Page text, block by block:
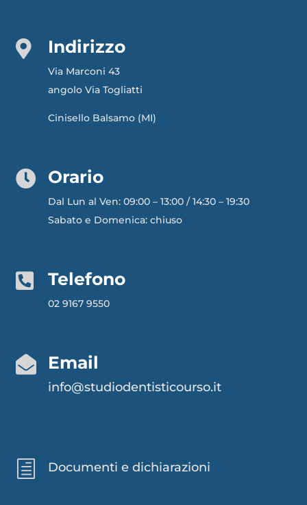
 Indirizzo
Via Marconi 43
angolo Via Togliatti
Cinisello Balsamo (MI)
 Orario
Dal Lun al Ven: 09:00 – 13:00 / 14:30 – 19:30
Sabato e Domenica: chiuso
 Telefono
02 9167 9550
 Email
info@studiodentisticourso.it
h Documenti e dichiarazioni